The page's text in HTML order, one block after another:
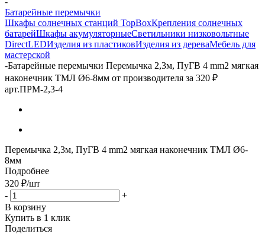
Батарейные перемычки
Шкафы солнечных станций TopBoxКрепления солнечных
батарейШкафы акумуляторныеСветильники низковольтные
DirectLEDИзделия из пластиковИзделия из дереваМебель для
мастерской
-Батарейные перемычки Перемычка 2,3м, ПуГВ 4 mm2 мягкая
наконечник ТМЛ Ø6-8мм от производителя за 320 ₽
арт.ПРМ-2,3-4
Перемычка 2,3м, ПуГВ 4 mm2 мягкая наконечник ТМЛ Ø6-
8мм
Подробнее
320 ₽/шт
-
+
В корзину
Купить в 1 клик
Поделиться